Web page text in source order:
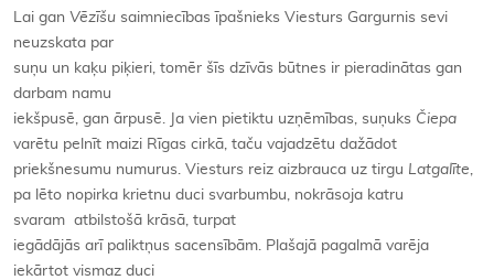
Lai gan Vēzīšu saimniecības īpašnieks Viesturs Gargurnis sevi
neuzskata par
suņu un kaķu piķieri, tomēr šīs dzīvās būtnes ir pieradinātas gan
darbam namu
iekšpusē, gan ārpusē. Ja vien pietiktu uzņēmības, suņuks Čiepa
varētu pelnīt maizi Rīgas cirkā, taču vajadzētu dažādot
priekšnesumu numurus. Viesturs reiz aizbrauca uz tirgu Latgalīte
pa lēto nopirka krietnu duci svarbumbu, nokrāsoja katru
svaram atbilstošā krāsā, turpat
iegādājās arī paliktņus sacensībām. Plašajā pagalmā varēja
iekārtot vismaz duci